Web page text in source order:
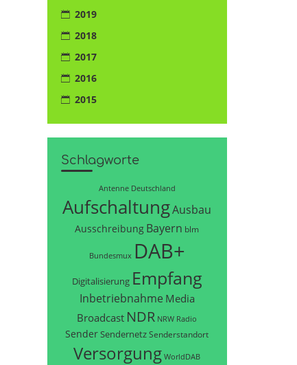
2019
2018
2017
2016
2015
Schlagworte
Antenne Deutschland
AufschaltungAusbau
Ausschreibung Bayern blm
Bundesmux DAB+
Digitalisierung Empfang
Inbetriebnahme Media
Broadcast NDR NRW Radio
SenderSendernetzSenderstandort
Versorgung WorldDAB